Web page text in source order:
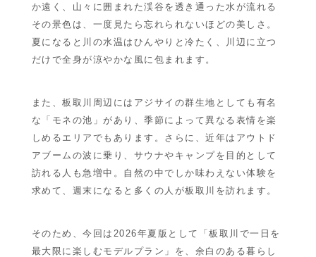
か遠く、山々に囲まれた渓谷を透き通った水が流れる
その景色は、一度見たら忘れられないほどの美しさ。
夏になると川の水温はひんやりと冷たく、川辺に立つ
だけで全身が涼やかな風に包まれます。
また、板取川周辺にはアジサイの群生地としても有名
な「モネの池」があり、季節によって異なる表情を楽
しめるエリアでもあります。さらに、近年はアウトド
アブームの波に乗り、サウナやキャンプを目的として
訪れる人も急増中。自然の中でしか味わえない体験を
求めて、週末になると多くの人が板取川を訪れます。
そのため、今回は2026年夏版として「板取川で一日を
最大限に楽しむモデルプラン」を、余白のある暮らし